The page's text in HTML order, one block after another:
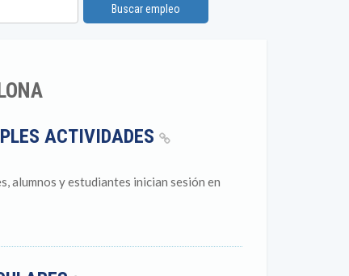
Buscar empleo
ACTIVIDADES
alumnos y estudiantes inician sesión en